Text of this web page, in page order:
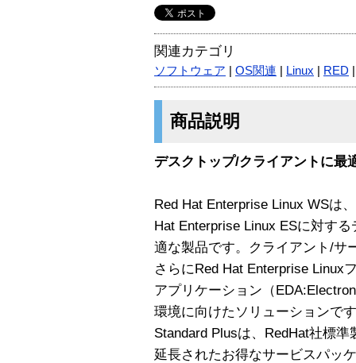
関連カテゴリ
ソフトウェア OS関連 Linux RED
商品説明
デスクトップ/クライアントに最
Red Hat Enterprise Linux WSは
Hat Enterprise Linux ESに対す
適な製品です。クライアント/サ
さらにRed Hat Enterprise Linux
アプリケーション（
環境に向けたソリューションで
Standard Plusは、RedHat社標
延長されたお得なサービスパッ